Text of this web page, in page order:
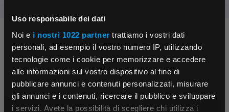
Uso responsabile dei dati
Noi e i nostri 1022 partner trattiamo i vostri dati
personali, ad esempio il vostro numero IP, utilizzando
tecnologie come i cookie per memorizzare e accedere
alle informazioni sul vostro dispositivo al fine di
pubblicare annunci e contenuti personalizzati, misurare
gli annunci e i contenuti, ricercare il pubblico e sviluppare
i servizi. Avete la possibilità di scegliere chi utilizza i
Chiedi ai nostri tecnici